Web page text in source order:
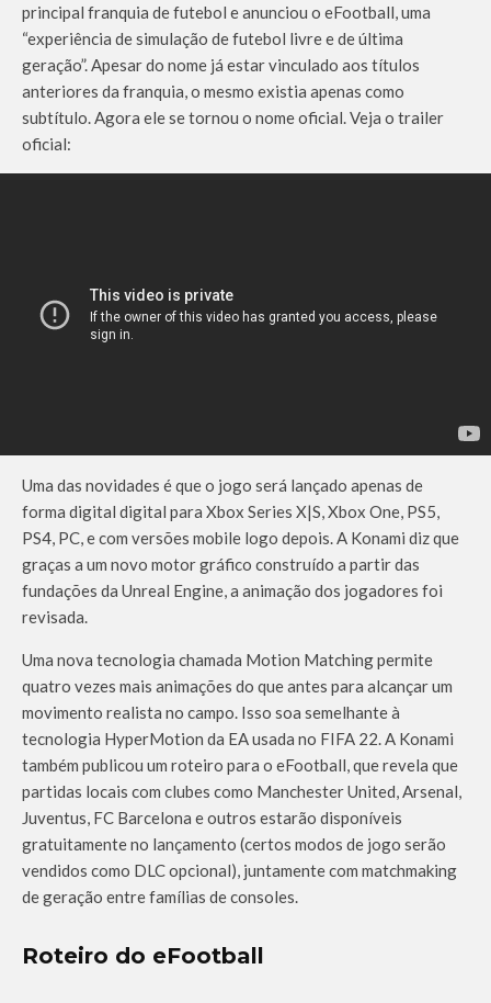
principal franquia de futebol e anunciou o eFootball, uma
“experiência de simulação de futebol livre e de última
geração”. Apesar do nome já estar vinculado aos títulos
anteriores da franquia, o mesmo existia apenas como
subtítulo. Agora ele se tornou o nome oficial. Veja o trailer
oficial:
Uma das novidades é que o jogo será lançado apenas de
forma digital digital para Xbox Series X|S, Xbox One, PS5,
PS4, PC, e com versões mobile logo depois. A Konami diz que
graças a um novo motor gráfico construído a partir das
fundações da Unreal Engine, a animação dos jogadores foi
revisada.
Uma nova tecnologia chamada Motion Matching permite
quatro vezes mais animações do que antes para alcançar um
movimento realista no campo. Isso soa semelhante à
tecnologia HyperMotion da EA usada no FIFA 22. A Konami
também publicou um roteiro para o eFootball, que revela que
partidas locais com clubes como Manchester United, Arsenal,
Juventus, FC Barcelona e outros estarão disponíveis
gratuitamente no lançamento (certos modos de jogo serão
vendidos como DLC opcional), juntamente com matchmaking
de geração entre famílias de consoles.
Roteiro do eFootball